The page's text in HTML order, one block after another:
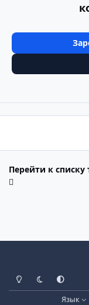
Перейти к списку
Светлый режим
Тёмный режим
Язык